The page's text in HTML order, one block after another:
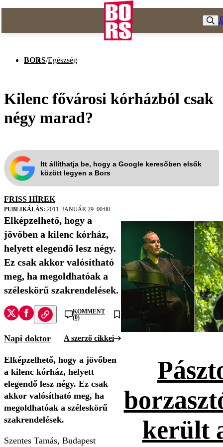
BORS/Egészség
Kilenc fővárosi kórházból csak
négy marad?
Itt állíthatja be, hogy a Google keresőben elsők
között legyen a Bors
FRISS HÍREK
PUBLIKÁLÁS: 2011. JANUÁR 29. 00:00
Elképzelhető, hogy a
jövőben a kilenc kórház,
helyett elegendő lesz négy.
Ez csak akkor valósítható
meg, ha megoldhatóak a
széleskörű szakrendelések.
KOMMENT
(0)
Napi doktor A szerző cikkei
Elképzelhető, hogy a jövőben
a kilenc kórház, helyett
elegendő lesz négy. Ez csak
akkor valósítható meg, ha
megoldhatóak a széleskörű
szakrendelések.
Szentes Tamás, Budapest
került